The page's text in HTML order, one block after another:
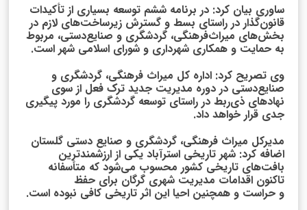
ساوری بیان کرد: در برنامه ششم توسعه بسیاری از تأکیدات
قانون‌گذار در راستای بسط و گسترش زیرساخت‌های لازم در
بخش‌های میراث‌فرهنگی، گردشگری و صنایع‌دستی، مربوط
به حمایت و همکاری شهرداری و شورای اسلامی شهر است.
وی تصریح کرد: اداره کل میراث فرهنگی، گردشگری و
صنایع‌دستی در دوره مدیریت جدید ترک فعل از سوی
نهادهای ذی‌ربط در راستای توسعه گردشگری را مورد پیگیری
جدی قرار خواهد داد.
مدیرکل میراث فرهنگی، گردشگری و صنایع دستی گلستان
اضافه کرد: شهر تاریخی استرآباد یکی از ارزشمندترین
بافت‌های تاریخی کشور محسوب می‌شود که متأسفانه
تاکنون اقدامات مدیریت شهری گرگان برای حفظ
و حراست و همچنین احیا این اثر تاریخی کافی نبوده است.